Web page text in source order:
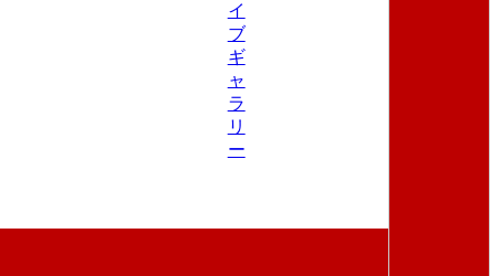
イ
ブ
ギ
ャ
ラ
リ
ー